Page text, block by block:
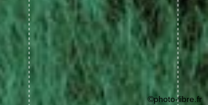
©photo-libre.fr